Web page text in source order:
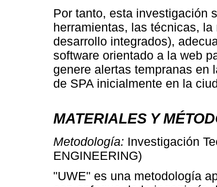
Por tanto, esta investigación
herramientas, las técnicas,
desarrollo integrados),
software orientado a la web
genere alertas tempranas en
de SPA inicialmente en la
MATERIALES Y
Metodología: Investigación
ENGINEERING)
"UWE" es una metodología